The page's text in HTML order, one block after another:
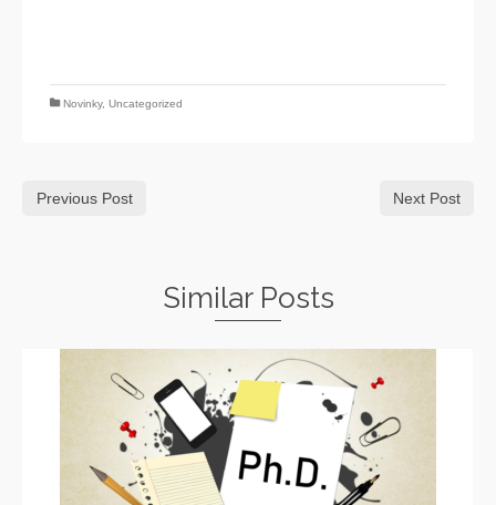
Novinky, Uncategorized
Previous Post Next Post
Similar Posts